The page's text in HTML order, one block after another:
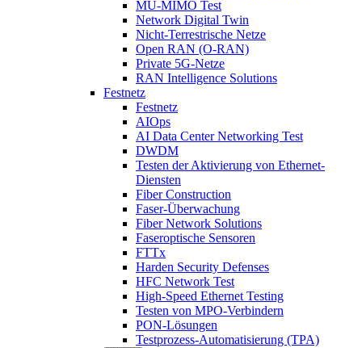
MU-MIMO Test
Network Digital Twin
Nicht-Terrestrische Netze
Open RAN (O-RAN)
Private 5G-Netze
RAN Intelligence Solutions
Festnetz
Festnetz
AIOps
AI Data Center Networking Test
DWDM
Testen der Aktivierung von Ethernet-
Diensten
Fiber Construction
Faser-Überwachung
Fiber Network Solutions
Faseroptische Sensoren
FTTx
Harden Security Defenses
HFC Network Test
High-Speed Ethernet Testing
Testen von MPO-Verbindern
PON-Lösungen
Testprozess-Automatisierung (TPA)